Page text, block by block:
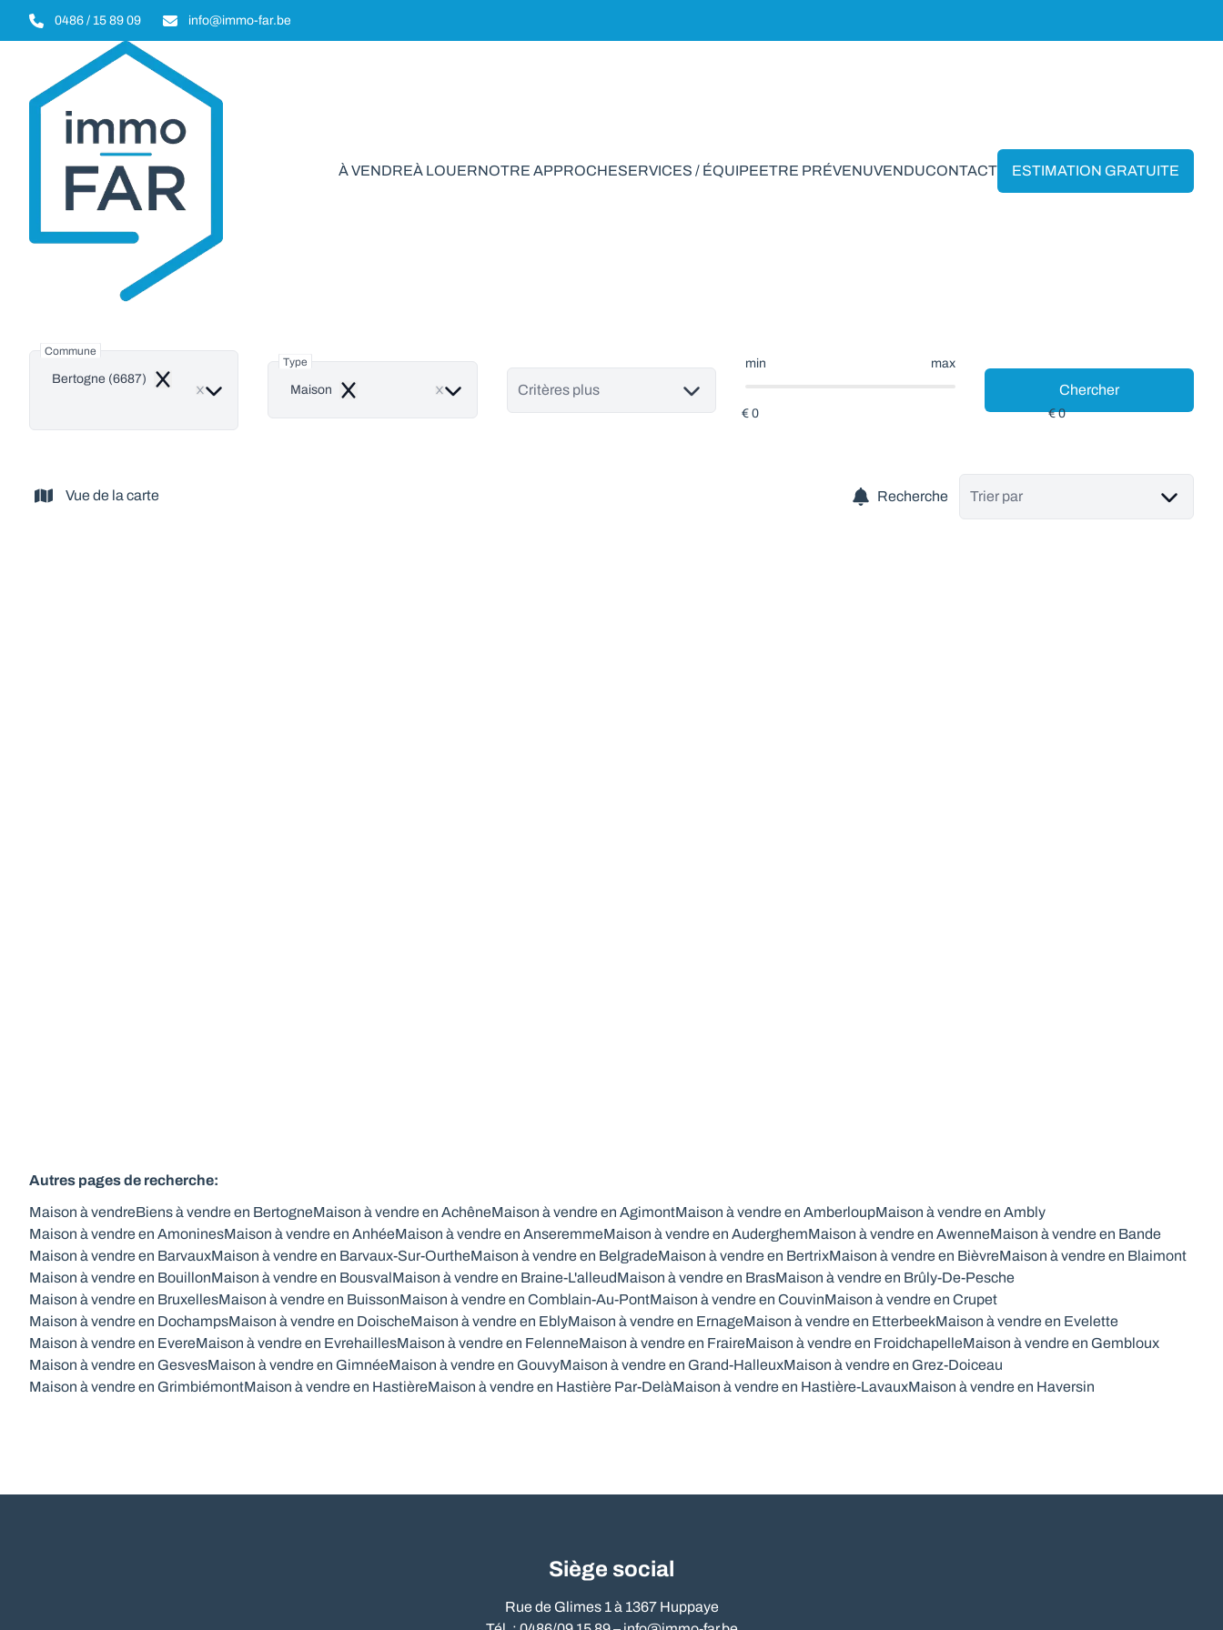
Aller au contenu principal
0486 / 15 89 09 info@immo-far.be
À VENDREÀ LOUERNOTRE APPROCHESERVICES / ÉQUIPEETRE PRÉVENUVENDUCONTACT ESTIMATION GRATUITE
Commune
Bertogne (6687) Remove
Type
Maison Remove Critères plus
min max
Chercher
Vue de la carte Recherche Trier par
Autres pages de recherche:
Maison à vendreBiens à vendre en BertogneMaison à vendre en AchêneMaison à vendre en AgimontMaison à vendre en AmberloupMaison à vendre en Ambly
Maison à vendre en AmoninesMaison à vendre en AnhéeMaison à vendre en AnseremmeMaison à vendre en AuderghemMaison à vendre en AwenneMaison à vendre en Bande
Maison à vendre en BarvauxMaison à vendre en Barvaux-Sur-OurtheMaison à vendre en BelgradeMaison à vendre en BertrixMaison à vendre en BièvreMaison à vendre en Blaimont
Maison à vendre en BouillonMaison à vendre en BousvalMaison à vendre en Braine-L'alleudMaison à vendre en BrasMaison à vendre en Brûly-De-Pesche
Maison à vendre en BruxellesMaison à vendre en BuissonMaison à vendre en Comblain-Au-PontMaison à vendre en CouvinMaison à vendre en Crupet
Maison à vendre en DochampsMaison à vendre en DoischeMaison à vendre en EblyMaison à vendre en ErnageMaison à vendre en EtterbeekMaison à vendre en Evelette
Maison à vendre en EvereMaison à vendre en EvrehaillesMaison à vendre en FelenneMaison à vendre en FraireMaison à vendre en FroidchapelleMaison à vendre en Gembloux
Maison à vendre en GesvesMaison à vendre en GimnéeMaison à vendre en GouvyMaison à vendre en Grand-HalleuxMaison à vendre en Grez-Doiceau
Maison à vendre en GrimbiémontMaison à vendre en HastièreMaison à vendre en Hastière Par-DelàMaison à vendre en Hastière-LavauxMaison à vendre en Haversin
Siège social
Rue de Glimes 1 à 1367 Huppaye